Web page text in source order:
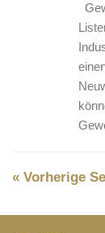
« Vorherige